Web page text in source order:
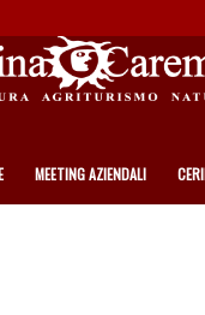
MEETING AZIENDALI